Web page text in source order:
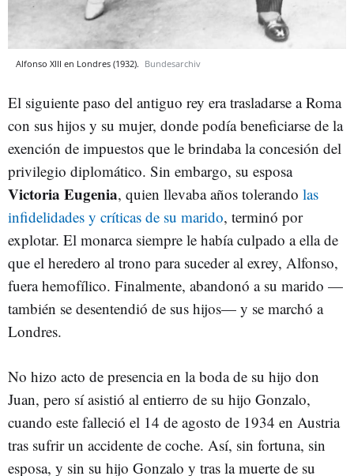
Alfonso XIII en Londres (1932). Bundesarchiv
El siguiente paso del antiguo rey era trasladarse a Roma
con sus hijos y su mujer, donde podía beneficiarse de la
exención de impuestos que le brindaba la concesión del
privilegio diplomático. Sin embargo, su esposa
Victoria Eugenia, quien llevaba años tolerando las
infidelidades y críticas de su marido, terminó por
explotar. El monarca siempre le había culpado a ella de
que el heredero al trono para suceder al exrey, Alfonso,
fuera hemofílico. Finalmente, abandonó a su marido —
también se desentendió de sus hijos— y se marchó a
Londres.
No hizo acto de presencia en la boda de su hijo don
Juan, pero sí asistió al entierro de su hijo Gonzalo,
cuando este falleció el 14 de agosto de 1934 en Austria
tras sufrir un accidente de coche. Así, sin fortuna, sin
esposa, y sin su hijo Gonzalo y tras la muerte de su